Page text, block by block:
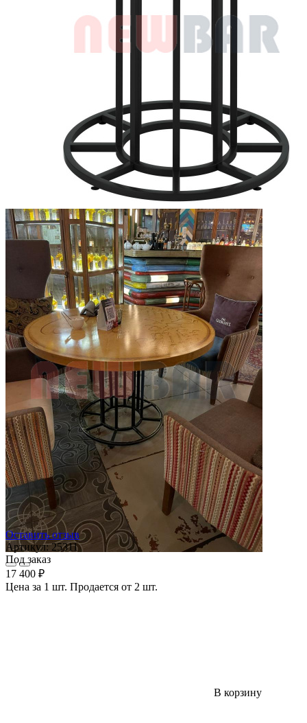
Оставить отзыв
Артикул:25311
Под заказ
17 400 ₽
Цена за 1 шт. Продается от 2 шт.
В корзину